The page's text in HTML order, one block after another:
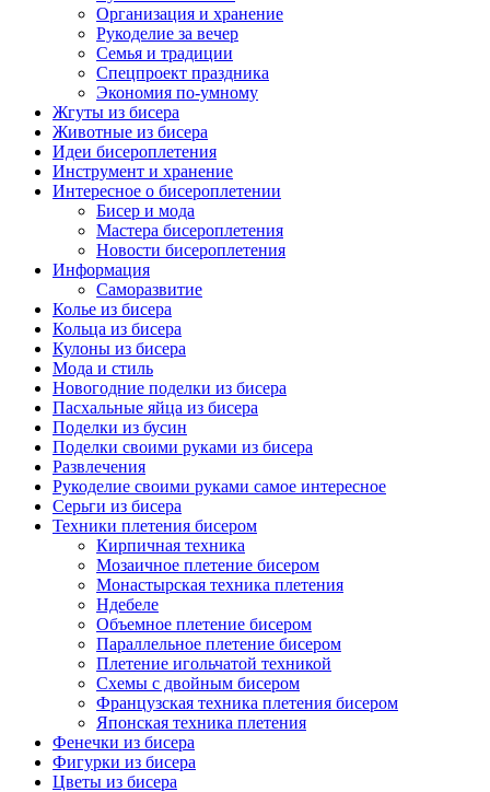
Организация и хранение
Рукоделие за вечер
Семья и традиции
Спецпроект праздника
Экономия по-умному
Жгуты из бисера
Животные из бисера
Идеи бисероплетения
Инструмент и хранение
Интересное о бисероплетении
Бисер и мода
Мастера бисероплетения
Новости бисероплетения
Информация
Саморазвитие
Колье из бисера
Кольца из бисера
Кулоны из бисера
Мода и стиль
Новогодние поделки из бисера
Пасхальные яйца из бисера
Поделки из бусин
Поделки своими руками из бисера
Развлечения
Рукоделие своими руками самое интересное
Серьги из бисера
Техники плетения бисером
Кирпичная техника
Мозаичное плетение бисером
Монастырская техника плетения
Ндебеле
Объемное плетение бисером
Параллельное плетение бисером
Плетение игольчатой техникой
Схемы с двойным бисером
Французская техника плетения бисером
Японская техника плетения
Фенечки из бисера
Фигурки из бисера
Цветы из бисера